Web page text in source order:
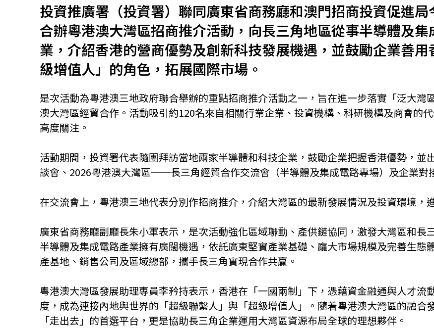
關聯網站
香港家族辦公室 FintechHK 新資本投資者入境計劃
投資推廣署（投資署）聯同廣東省商務廳和澳門招商投資促進
合辦粵港澳大灣區招商推介活動，向長三角地區從事半導體及
業，介紹香港的營商優勢及創新科技發展機遇，並鼓勵企業善
級增值人」的角色，拓展國際市場。
是次活動為粵港澳三地政府聯合舉辦的重點招商推介活動之一，旨在進一步落實「泛大灣
澳大灣區經貿合作。活動吸引約120名來自相關行業企業、投資機構、科研機構及商會的
高度關注。
活動期間，投資署代表隨團拜訪當地兩家半導體和科技企業，鼓勵企業把握香港優勢，並
談會、2026粵港澳大灣區──長三角經貿合作交流會（半導體及集成電路專場）及企業對
在交流會上，粵港澳三地代表分別作招商推介，介紹大灣區的最新發展情況及投資環境，
廣東省商務廳副廳長朱小軍表示，是次活動強化區域聯動、產供鏈協同，激發大灣區和長
半導體及集成電路產業擁有廣闊機遇，依託廣東堅實產業基礎、龐大市場規模及完善生態
產基地、銷售公司及區域總部，攜手長三角實現合作共贏。
粵港澳大灣區發展助理專員李矜持表示，香港在「一國兩制」下，憑藉資金融通與人才流
度，成為連接內地與世界的「超級聯繫人」與「超級增值人」。隨着粵港澳大灣區的融
「走出去」的首選平台，更是協助長三角企業運用大灣區資源布局全球的理想夥伴。